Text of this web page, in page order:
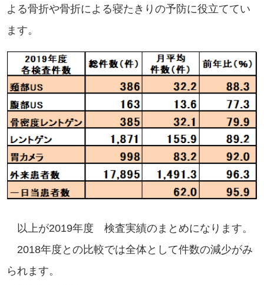
よる骨折や骨折による寝たきりの予防に役立ててい
ます。
以上が2019年度 検査実績のまとめになります。
2018年度との比較では全体として件数の減少がみ
られます。